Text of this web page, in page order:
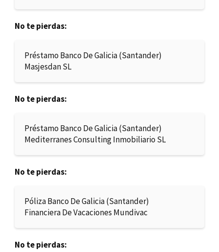
No te pierdas:
Préstamo Banco De Galicia (Santander)
Masjesdan SL
No te pierdas:
Préstamo Banco De Galicia (Santander)
Mediterranes Consulting Inmobiliario SL
No te pierdas:
Póliza Banco De Galicia (Santander)
Financiera De Vacaciones Mundivac
No te pierdas: